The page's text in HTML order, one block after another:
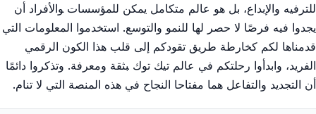
للترفيه والإبداع، بل ​هو عالم⁣ متكامل يمكن للمؤسسات ‍والأفراد أن​
يجدوا فيه فرصًا لا حصر لها للنمو والتوسع. استخدموا المعلومات التي
قدمناها ⁤لكم كخارطة طريق تقودكم إلى قلب هذا الكون الرقمي
الفريد، وابدأوا ⁤رحلتكم في عالم تيك ⁣توك ‍بثقة ومعرفة. وتذكروا دائمًا
أن التجديد والتفاعل هما مفتاحا النجاح في هذه المنصة التي لا تنام.